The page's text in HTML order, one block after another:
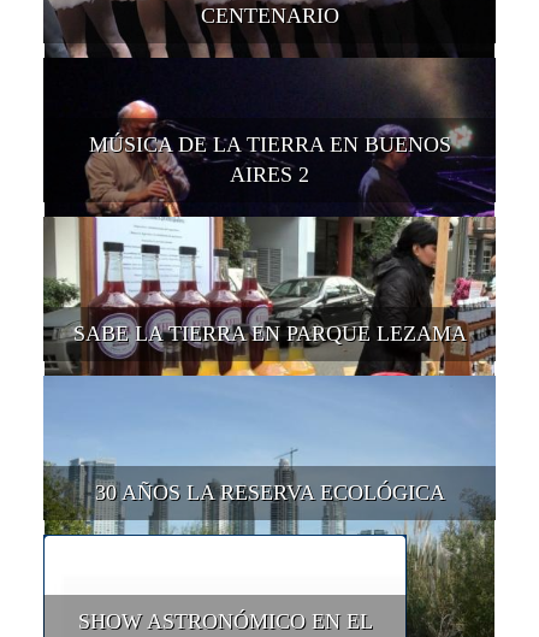
CENTENARIO
MÚSICA DE LA TIERRA EN BUENOS
AIRES 2
SABE LA TIERRA EN PARQUE LEZAMA
30 AÑOS LA RESERVA ECOLÓGICA
SHOW ASTRONÓMICO EN EL